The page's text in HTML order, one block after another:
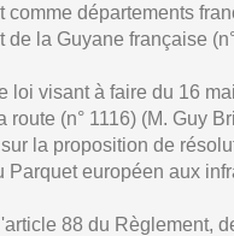
comme départements
de la Guyane française
loi visant à faire du 16
(n° 1116) (M. Guy
la proposition de
européen aux
88 du Règlement,